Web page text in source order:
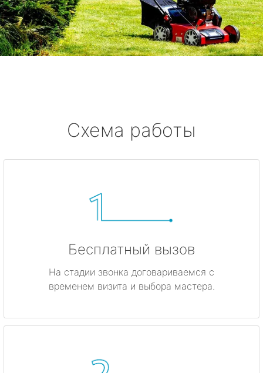
Схема работы
Бесплатный вызов
На стадии звонка договариваемся с
временем визита и выбора мастера.